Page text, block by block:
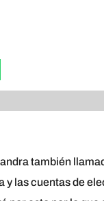
también
las cuentas de